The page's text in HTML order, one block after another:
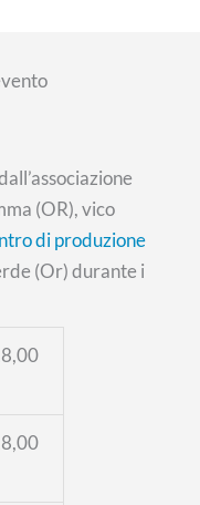
(OR), vico
di produzione
(Or) durante i